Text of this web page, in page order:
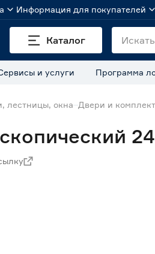
Информация для покупателей
Каталог
и услуги Программа
лестницы, окна Двери и